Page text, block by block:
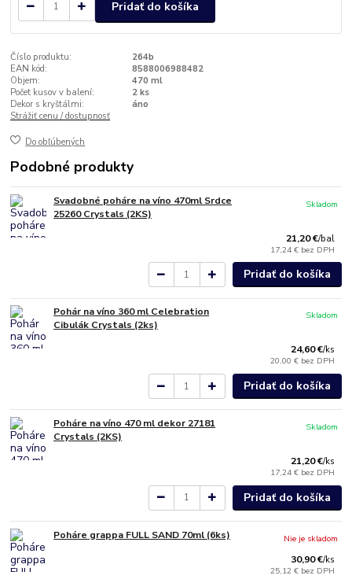
Pridať do košíka
Číslo produktu:
264b
EAN kód:
8588006988482
Objem:
470 ml
Počet kusov v balení:
2 ks
Dekor s kryštálmi:
áno
Strážiť cenu / dostupnosť
Do obľúbených
Podobné produkty
Svadobné poháre na víno 470ml Srdce
25260 Crystals (2KS)
21,20 €/bal
17,24 € bez DPH
Skladom
Pridať do košíka
Pohár na víno 360 ml Celebration
Cibulák Crystals (2ks)
24,60 €/ks
20,00 € bez DPH
Skladom
Pridať do košíka
Poháre na víno 470 ml dekor 27181
Crystals (2KS)
21,20 €/ks
17,24 € bez DPH
Skladom
Pridať do košíka
Poháre grappa FULL SAND 70ml (6ks)
30,90 €/ks
25,12 € bez DPH
Nie je skladom